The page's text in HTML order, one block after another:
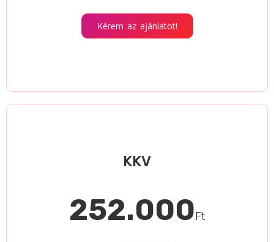
Kérem az ajánlatot!
KKV
252.000Ft